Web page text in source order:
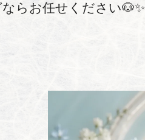
らお任せください🐶✨